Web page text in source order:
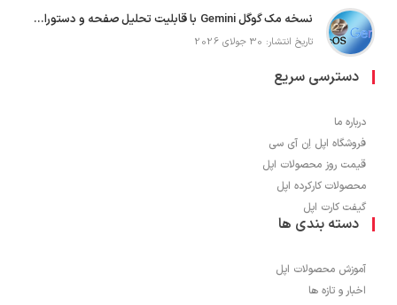
نسخه مک گوگل Gemini با قابلیت تحلیل صفحه و دستورات صوتی در به‌روزرسانی جدید
تاریخ انتشار: 30 جولای 2026
دسترسی سریع
درباره ما
فروشگاه اپل اِن آی سی
قیمت روز محصولات اپل
محصولات کارکرده اپل
گیفت کارت اپل
دسته بندی ها
آموزش محصولات اپل
اخبار و تازه ها